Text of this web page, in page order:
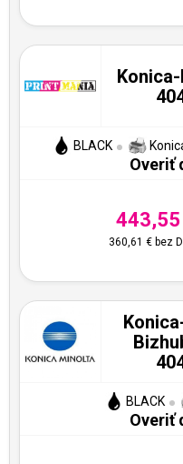
BLACK
Overiť
443,55
360,61 €bez
BLACK
Overiť